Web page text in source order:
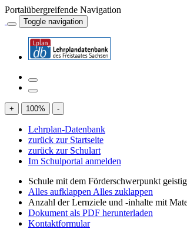
Portalübergreifende Navigation
Toggle navigation
+ 100% -
Lehrplan-Datenbank
zurück zur Startseite
zurück zur Schulart
Im Schulportal anmelden
Schule mit dem Förderschwerpunkt
Alles aufklappen Alles zuklappen
Anzahl der Lernziele und -inhalte mit
Dokument als PDF herunterladen
Kontaktformular